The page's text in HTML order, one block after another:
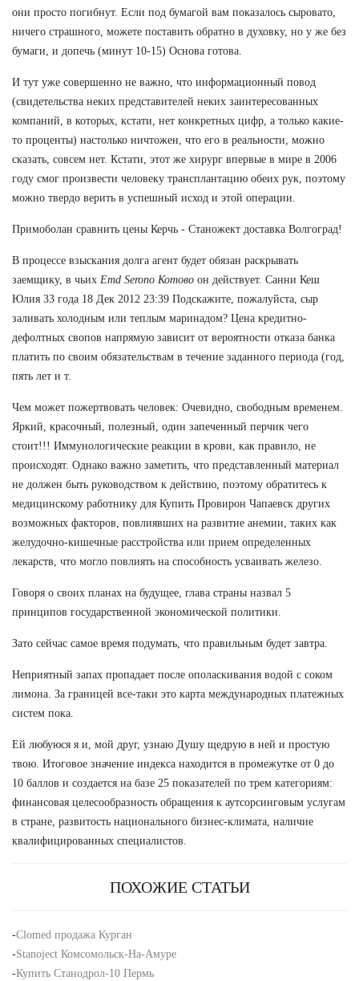
они просто погибнут. Если под бумагой вам показалось сыровато,
ничего страшного, можете поставить обратно в духовку, но у же без
бумаги, и допечь (минут 10-15) Основа готова.
И тут уже совершенно не важно, что информационный повод
(свидетельства неких представителей неких заинтересованных
компаний, в которых, кстати, нет конкретных цифр, а только какие-
то проценты) настолько ничтожен, что его в реальности, можно
сказать, совсем нет. Кстати, этот же хирург впервые в мире в 2006
году смог произвести человеку трансплантацию обеих рук, поэтому
можно твердо верить в успешный исход и этой операции.
Примоболан сравнить цены Керчь - Станожект доставка Волгоград!
В процессе взыскания долга агент будет обязан раскрывать
заемщику, в чьих Emd Serono Котово он действует. Санни Кеш
Юлия 33 года 18 Дек 2012 23:39 Подскажите, пожалуйста, сыр
заливать холодным или теплым маринадом? Цена кредитно-
дефолтных свопов напрямую зависит от вероятности отказа банка
платить по своим обязательствам в течение заданного периода (год,
пять лет и т.
Чем может пожертвовать человек: Очевидно, свободным временем.
Яркий, красочный, полезный, один запеченный перчик чего
стоит!!! Иммунологические реакции в крови, как правило, не
происходят. Однако важно заметить, что представленный материал
не должен быть руководством к действию, поэтому обратитесь к
медицинскому работнику для Купить Провирон Чапаевск других
возможных факторов, повлиявших на развитие анемии, таких как
желудочно-кишечные расстройства или прием определенных
лекарств, что могло повлиять на способность усваивать железо.
Говоря о своих планах на будущее, глава страны назвал 5
принципов государственной экономической политики.
Зато сейчас самое время подумать, что правильным будет завтра.
Неприятный запах пропадает после ополаскивания водой с соком
лимона. За границей все-таки это карта международных платежных
систем пока.
Ей любуюся я и, мой друг, узнаю Душу щедрую в ней и простую
твою. Итоговое значение индекса находится в промежутке от 0 до
10 баллов и создается на базе 25 показателей по трем категориям:
финансовая целесообразность обращения к аутсорсинговым услугам
в стране, развитость национального бизнес-климата, наличие
квалифицированных специалистов.
ПОХОЖИЕ СТАТЬИ
-Clomed продажа Курган
-Stanoject Комсомольск-На-Амуре
-Купить Станодрол-10 Пермь